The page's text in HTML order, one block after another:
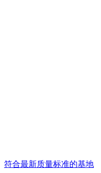
符合最新质量标准的基地